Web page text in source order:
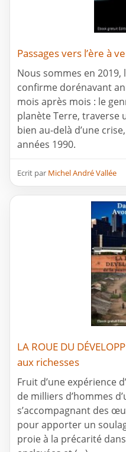
Passages vers l’ère à
Nous sommes en
confirme dorénavant
mois après mois : le
planète Terre, traverse
bien au-delà d’une
années 1990.
Ecrit par Michel André Vallée
LA ROUE DU
aux richesses
Fruit d’une expérience
de milliers d’hommes
s’accompagnant des
pour apporter un
proie à la précarité